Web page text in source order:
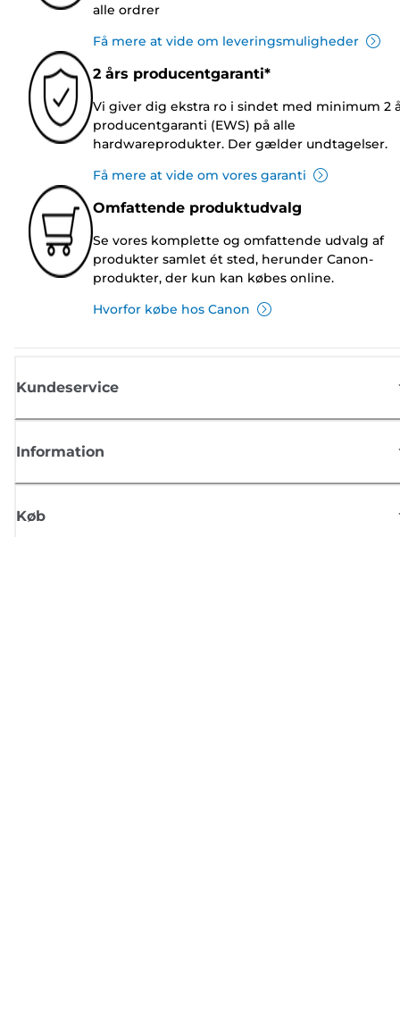
alle ordrer
Få mere at vide om leveringsmuligheder
2 års producentgaranti*
Vi giver dig ekstra ro i sindet med minimum 2
producentgaranti (EWS) på alle
hardwareprodukter. Der gælder undtagelser.
Få mere at vide om vores garanti
Omfattende produktudvalg
Se vores komplette og omfattende udvalg af
produkter samlet ét sted, herunder Canon-
produkter, der kun kan købes online.
Hvorfor købe hos Canon
Kundeservice
Information
Køb